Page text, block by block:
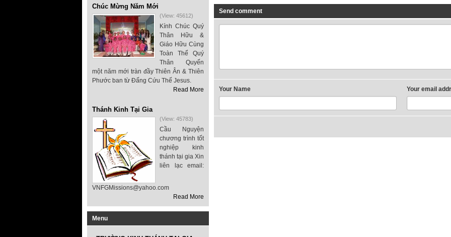
Chúc Mừng Năm Mới
(View: 45612)
Kính Chúc Quý
Thân Hữu &
Giáo Hữu Cùng
Toàn Thể Quý
Thân Quyến
một năm mới tràn đầy Thiên Ân & Thiên
Phước ban từ Đấng Cứu Thế Jesus.
Read More
Thánh Kinh Tại Gia
(View: 45783)
Cầu Nguyện
chương trình tốt
nghiệp kinh
thánh tại gia Xin
liên lạc email:
VNFGMissions@yahoo.com
Read More
Menu
Send comment
Your Name Your email